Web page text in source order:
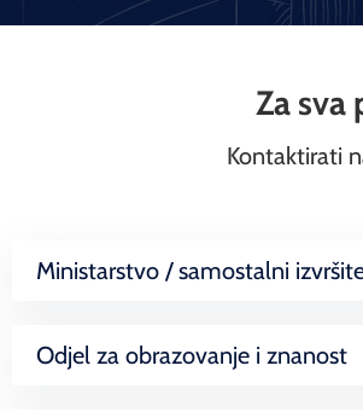
Za sva
Kontaktirati
Ministarstvo / samostalni
Odjel za obrazovanje i znanost